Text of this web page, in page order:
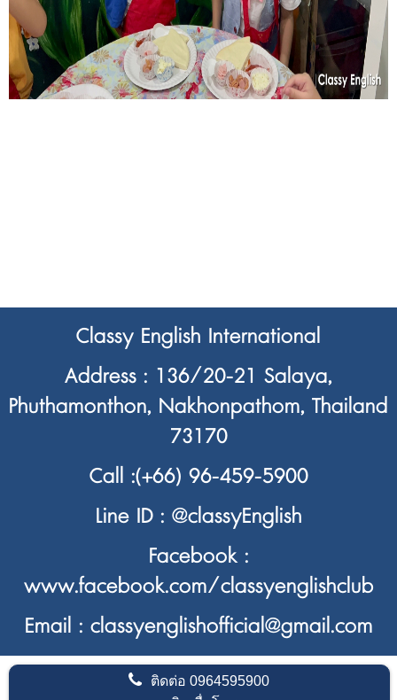
Classy English International
Address : 136/20-21 Salaya,
Phuthamonthon, Nakhonpathom, Thailand
73170
Call :(+66) 96-459-5900
Line ID : @classyEnglish
Facebook :
www.facebook.com/classyenglishclub
Email : classyenglishofficial@gmail.com
ติดต่อ0964595900